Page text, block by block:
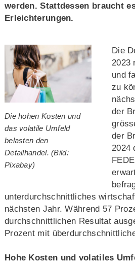
werden. Stattdessen braucht
Erleichterungen.
Die hohen Kosten und
das volatile Umfeld
belasten den
Detailhandel. (Bild:
Pixabay)
Die
2023
und
zu
der
der
2024
unterdurchschnittliches
nächsten Jahr. Während 57
durchschnittlichen Resultat
Prozent mit
Hohe Kosten und volatiles